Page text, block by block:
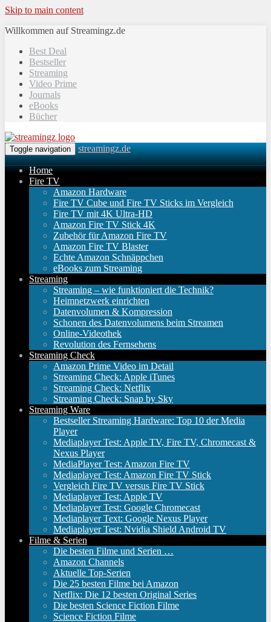
Skip to main content
Willkommen auf Streamingz.de
Best Deal
Bestseller
Streaming
Video Prime
Journals
eBooks
Bücher
Toggle navigation streamingz.de
Home
Fire TV
Amazon Hardware
Fire TV Cube und Fire TV Sticks im Vergleich
Fire TV mit 4K Ultra-HD
Amazon Fire TV Stick 4K
Zubehör für Amazon Fire TV
Amazon Fire TV Blaster
Echte Amazon Schnäppchen
eBooks zum Streaming
Streaming
Streaming – wie funktioniert die Technik?
Heimnetzwerk einrichten
Datenvolumen & Kompression
Schonen des Datenvolumens beim Streamen
Online-Videothek
Revolution des Fernsehens
Streaming Check
Amazon Prime Video im Detail
Streaming Check: Apple iTunes
Streaming Check: Netflix
Streaming Check: Snap by Sky
Streaming Ware
Bestseller Streaming Hardware: Top 10 der Media
Player
Mediaplayer Test: Apple TV, Fire TV, Chromecast &
Nexus Player
MediaPlayer Test: Amazon Fire TV
Mediaplayer Test: Amazon Fire TV Stick
Vergleich Fire TV versus Fire TV Stick
Mediaplayer Test: Apple TV
Mediaplayer Test: Google Chromecast
Mediaplayer Text: Google Nexus Player
Mediaplayer Test: Nvidia Shield Android TV
Filme & Serien
Die besten Filme und Serien …
Amazon Channels
Aktuelle Top-Serien
Die 25 besten Filme bei Amazon
Netflix: Die 12 besten Original Series
Die besten Science Fiction Filme
Science Fiction Filme